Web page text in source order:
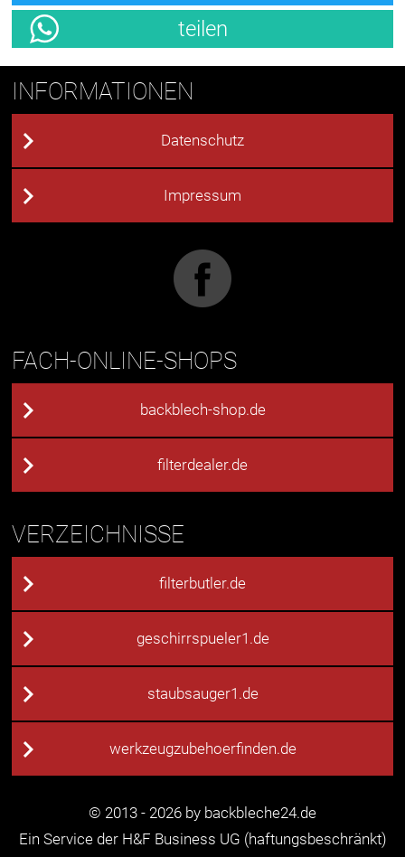
teilen
INFORMATIONEN
Datenschutz
Impressum
FACH-ONLINE-SHOPS
backblech-shop.de
filterdealer.de
VERZEICHNISSE
filterbutler.de
geschirrspueler1.de
staubsauger1.de
werkzeugzubehoerfinden.de
© 2013 - 2026 by backbleche24.de
Ein Service der H&F Business UG (haftungsbeschränkt)